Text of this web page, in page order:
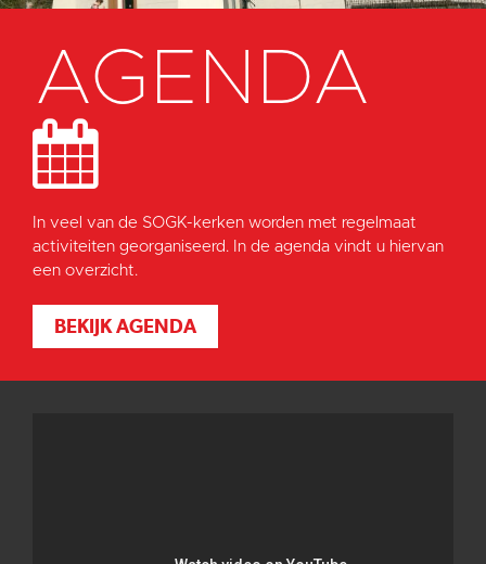
AGENDA
In veel van de SOGK-kerken worden met regelmaat
activiteiten georganiseerd. In de agenda vindt u hiervan
een overzicht.
BEKIJK AGENDA